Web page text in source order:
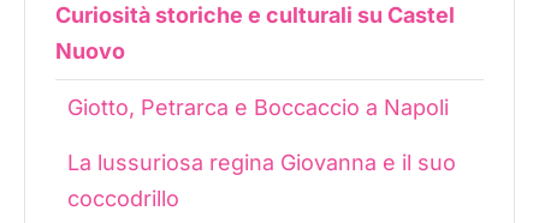
Curiosità storiche e culturali su Castel
Nuovo
Giotto, Petrarca e Boccaccio a Napoli
La lussuriosa regina Giovanna e il suo
coccodrillo